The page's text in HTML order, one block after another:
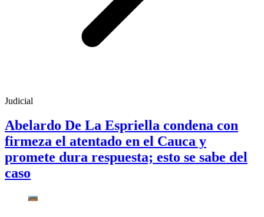
Judicial
Abelardo De La Espriella condena con
firmeza el atentado en el Cauca y
promete dura respuesta; esto se sabe del
caso